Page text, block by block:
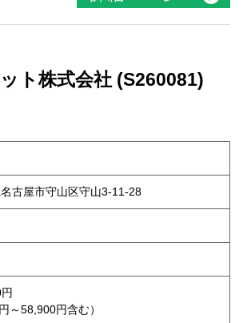
ト株式会社 (S260081)
古屋市守山区守山3-11-28
～58,900円含む）